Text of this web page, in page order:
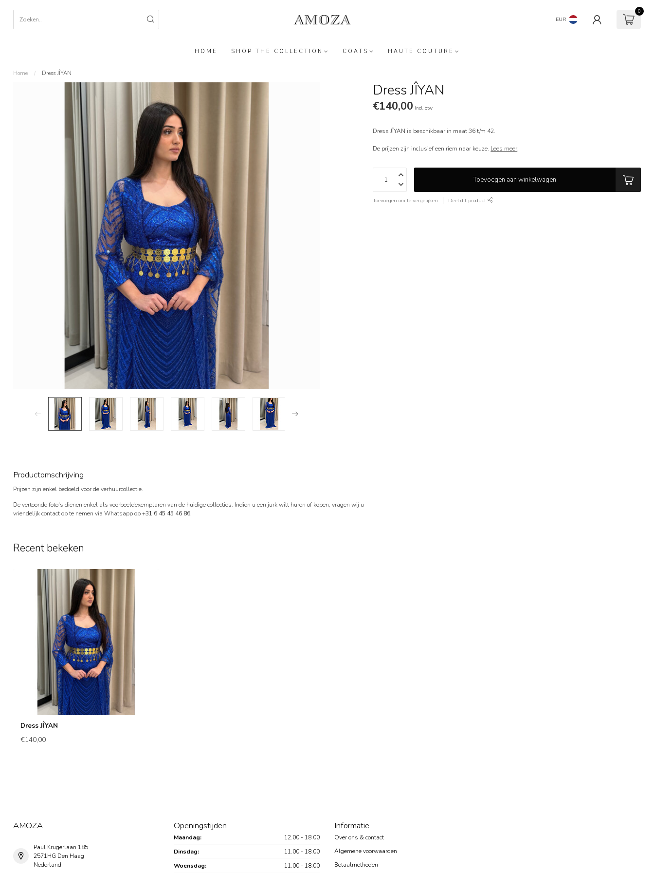
EUR
0
HOME SHOP THE COLLECTION COATS HAUTE COUTURE
Home / Dress JÎYAN
Dress JÎYAN
€140,00 Incl. btw
Dress JÎYAN is beschikbaar in maat 36 t/m 42.
De prijzen zijn inclusief een riem naar keuze. Lees meer.
Toevoegen aan winkelwagen
Toevoegen om te vergelijken Deel dit product
Productomschrijving
Prijzen zijn enkel bedoeld voor de verhuurcollectie.
De vertoonde foto's dienen enkel als voorbeeldexemplaren van de huidige collecties. Indien u een jurk wilt huren of kopen, vragen wij u
vriendelijk contact op te nemen via Whatsapp op+31 6 45 45 46 86.
Recent bekeken
Dress JÎYAN
€140,00
AMOZA
Paul Krugerlaan 185
2571HG Den Haag
Nederland
Openingstijden
Maandag:
12.00 - 18.00
Dinsdag:
11.00 - 18.00
Woensdag:
11.00 - 18.00
Informatie
Over ons & contact
Algemene voorwaarden
Betaalmethoden